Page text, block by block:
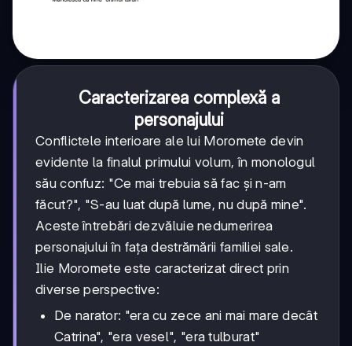
Caracterizarea complexă a
personajului
Conflictele interioare ale lui Moromete devin
evidente la finalul primului volum, în monologul
său confuz: "Ce mai trebuia să fac și n-am
făcut?", "S-au luat după lume, nu după mine".
Aceste întrebări dezvăluie nedumerirea
personajului în fața destrămării familiei sale.
Ilie Moromete este caracterizat direct prin
diverse perspective:
De narator: "era cu zece ani mai mare decât
Catrina", "era vesel", "era tulburat"